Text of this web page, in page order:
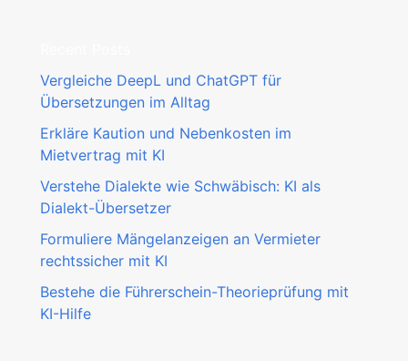
Vergleiche DeepL und ChatGPT für
Übersetzungen im Alltag
Erkläre Kaution und Nebenkosten im
Mietvertrag mit KI
Verstehe Dialekte wie Schwäbisch: KI als
Dialekt-Übersetzer
Formuliere Mängelanzeigen an Vermieter
rechtssicher mit KI
Bestehe die Führerschein-Theorieprüfung mit
KI-Hilfe